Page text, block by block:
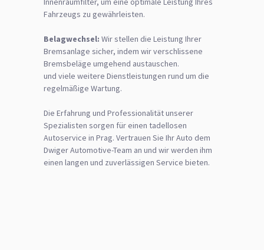
Fahrzeugs zu gewährleisten.
Belagwechsel: Wir stellen die Leistung Ihrer
Bremsanlage sicher, indem wir verschlissene
Bremsbeläge umgehend austauschen.
und viele weitere Dienstleistungen rund um die
regelmäßige Wartung.
Die Erfahrung und Professionalität unserer
Spezialisten sorgen für einen tadellosen
Autoservice in Prag. Vertrauen Sie Ihr Auto dem
Dwiger Automotive-Team an und wir werden ihm
einen langen und zuverlässigen Service bieten.